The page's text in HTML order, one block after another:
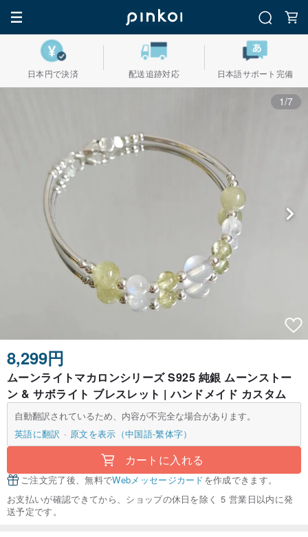
日本円で決済 配送追跡対応 日本語サポート完備
1/7
8,299円
ムーンライトマカロンシリーズ S925 純銀 ムーンストー
ン & サボライト ブレスレット | ハンドメイド カスタム
自動翻訳されているため、内容が不完全な場合があります。
英語に翻訳
原文を表示（中国語-繁体字）
カートに入れる
ご注文完了後、無料でWebメッセージカードを作成できます。
お支払いが確認できてから、ショップの休日を除く 5 営業日以内に発
送予定です。